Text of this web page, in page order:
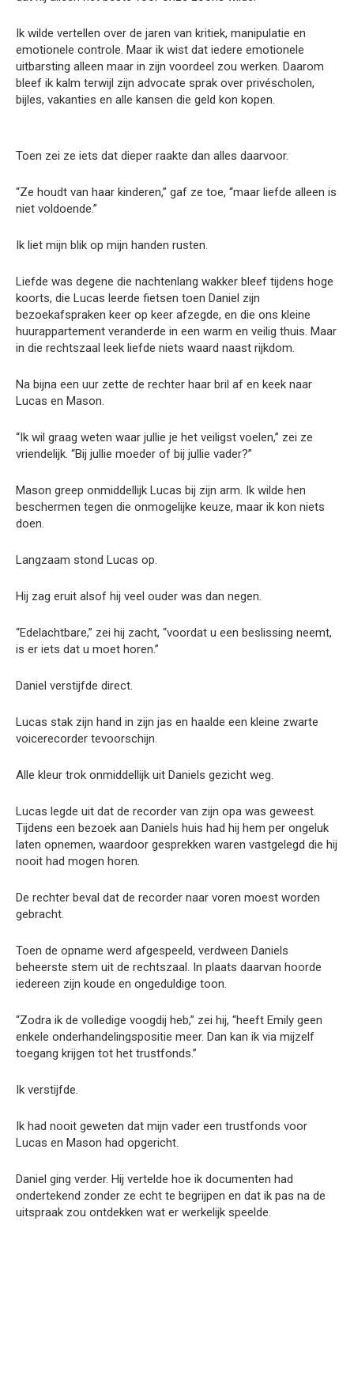
Ik wilde vertellen over de jaren van kritiek, manipulatie en
emotionele controle. Maar ik wist dat iedere emotionele
uitbarsting alleen maar in zijn voordeel zou werken. Daarom
bleef ik kalm terwijl zijn advocate sprak over privéscholen,
bijles, vakanties en alle kansen die geld kon kopen.
Toen zei ze iets dat dieper raakte dan alles daarvoor.
“Ze houdt van haar kinderen,” gaf ze toe, “maar liefde alleen is
niet voldoende.”
Ik liet mijn blik op mijn handen rusten.
Liefde was degene die nachtenlang wakker bleef tijdens hoge
koorts, die Lucas leerde fietsen toen Daniel zijn
bezoekafspraken keer op keer afzegde, en die ons kleine
huurappartement veranderde in een warm en veilig thuis. Maar
in die rechtszaal leek liefde niets waard naast rijkdom.
Na bijna een uur zette de rechter haar bril af en keek naar
Lucas en Mason.
“Ik wil graag weten waar jullie je het veiligst voelen,” zei ze
vriendelijk. “Bij jullie moeder of bij jullie vader?”
Mason greep onmiddellijk Lucas bij zijn arm. Ik wilde hen
beschermen tegen die onmogelijke keuze, maar ik kon niets
doen.
Langzaam stond Lucas op.
Hij zag eruit alsof hij veel ouder was dan negen.
“Edelachtbare,” zei hij zacht, “voordat u een beslissing neemt,
is er iets dat u moet horen.”
Daniel verstijfde direct.
Lucas stak zijn hand in zijn jas en haalde een kleine zwarte
voicerecorder tevoorschijn.
Alle kleur trok onmiddellijk uit Daniels gezicht weg.
Lucas legde uit dat de recorder van zijn opa was geweest.
Tijdens een bezoek aan Daniels huis had hij hem per ongeluk
laten opnemen, waardoor gesprekken waren vastgelegd die hij
nooit had mogen horen.
De rechter beval dat de recorder naar voren moest worden
gebracht.
Toen de opname werd afgespeeld, verdween Daniels
beheerste stem uit de rechtszaal. In plaats daarvan hoorde
iedereen zijn koude en ongeduldige toon.
“Zodra ik de volledige voogdij heb,” zei hij, “heeft Emily geen
enkele onderhandelingspositie meer. Dan kan ik via mijzelf
toegang krijgen tot het trustfonds.”
Ik verstijfde.
Ik had nooit geweten dat mijn vader een trustfonds voor
Lucas en Mason had opgericht.
Daniel ging verder. Hij vertelde hoe ik documenten had
ondertekend zonder ze echt te begrijpen en dat ik pas na de
uitspraak zou ontdekken wat er werkelijk speelde.